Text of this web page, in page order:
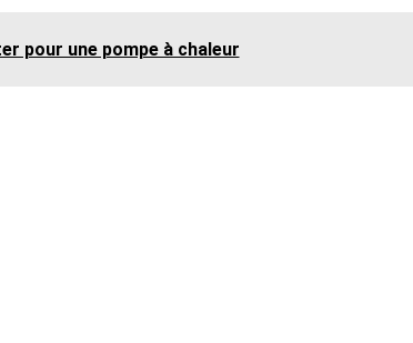
pour une pompe à chaleur